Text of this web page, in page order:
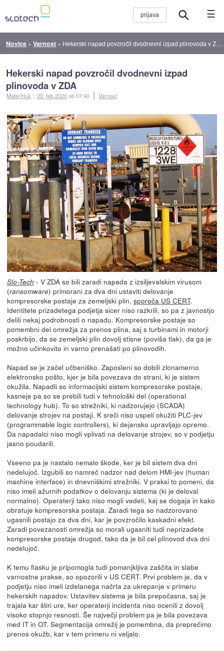
☰
Novice »Varnost » Hekerski napad povzročil dvodnevni izpad plinovoda v ZDA
Hekerski napad povzročil dvodnevni izpad
plinovoda v ZDA
Matej Huš ::20. feb 2020ob 07:40 Varnost
Slo-Tech - V ZDA so bili zaradi napada z izsiljevalskim virusom
(ransomware) primorani za dva dni ustaviti delovanje
kompresorske postaje za zemeljski plin, sporoča US CERT.
Identitete prizadetega podjetja sicer niso razkrili, so pa z javnostjo
delili nekaj podrobnosti o napadu. Kompresorske postaje so
pomembni del omrežja za prenos plina, saj s turbinami in motorji
poskrbijo, da se zemeljski plin dovolj stisne (poviša tlak), da ga je
možno učinkovito in varno prenašati po plinovodih.
Napad se je začel učbeniško. Zaposleni so dobili zlonamerno
elektronsko pošto, kjer je bila povezava do strani, ki je sistem
okužila. Napadli so informacijski sistem kompresorske postaje,
kasneje pa so se prebili tudi v tehnološki del (operational
technology hub). To so strežniki, ki nadzorujejo (SCADA)
delovanje strojev na postaji. K sreči niso uspeli okužiti PLC-jev
(programmable logic controllers), ki dejansko upravljajo opremo.
Da napadalci niso mogli vplivati na delovanje strojev, so v podjetju
jasno poudarili.
Vseeno pa je nastalo nemalo škode, ker je bil sistem dva dni
nedelujoč. Izgubili so namreč nadzor nad delom HMI-jev (human
machine interface) in dnevniškimi strežniki. V praksi to pomeni, da
niso imeli ažurnih podatkov o delovanju sistema (ki je deloval
normalno). Operaterji tako niso mogli vedeti, kaj se dogaja in kako
obratuje kompresorska postaja. Zaradi tega so nadzorovano
ugasnili postajo za dva dni, kar je povzročilo kaskadni efekt.
Zaradi povezanosti omrežja so morali ugasniti tudi neprizadete
kompresorske postaje drugod, tako da je bil cel plinovod dva dni
nedelujoč.
K temu fiasku je pripomogla tudi pomanjkljiva zaščita in slabe
varnostne prakse, so opozorili v US CERT. Prvi problem je, da v
podjetju niso imeli izdelanega načrta za ukrepanje v primeru
hekerskih napadov. Ustavitev sistema je bila prepočasna, saj je
trajala kar štiri ure, ker operaterji incidenta niso ocenili z dovolj
visoko stopnjo resnosti. Še največji problem pa je bila povezava
med IT in OT. Segmentacija omrežij je pomembna, da preprečimo
prenos okužb, kar v tem primeru ni veljalo.